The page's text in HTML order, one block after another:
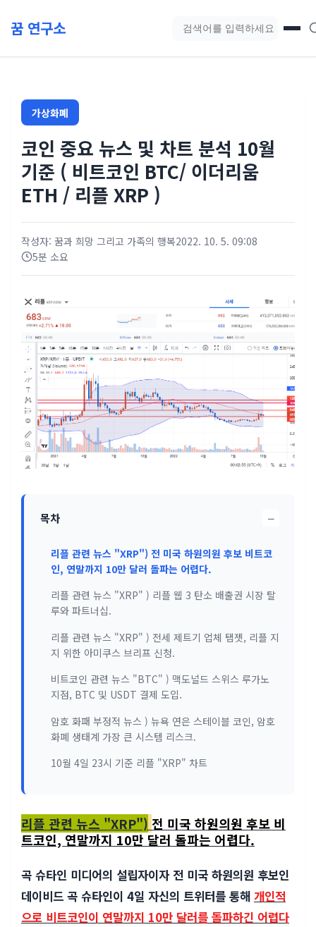
꿈 연구소 블로그 검색
가상화폐
코인 중요 뉴스 및 차트 분석 10월
기준 ( 비트코인 BTC/ 이더리움
ETH / 리플 XRP )
작성자: 꿈과 희망 그리고 가족의 행복2022. 10. 5. 09:08
5분 소요
목차 −
리플 관련 뉴스 "XRP") 전 미국 하원의원 후보 비트코
인, 연말까지 10만 달러 돌파는 어렵다.
리플 관련 뉴스 "XRP" ) 리플 웹 3 탄소 배출권 시장 탈
루와 파트너십.
리플 관련 뉴스 "XRP" ) 전세 제트기 업체 탭젯, 리플 지
지 위한 아미쿠스 브리프 신청.
비트코인 관련 뉴스 "BTC" ) 맥도널드 스위스 루가노
지점, BTC 및 USDT 결제 도입.
암호 화패 부정적 뉴스 ) 뉴욕 연은 스테이블 코인, 암호
화폐 생태계 가장 큰 시스템 리스크.
10월 4일 23시 기준 리플 "XRP" 차트
리플 관련 뉴스 "XRP") 전 미국 하원의원 후보 비
트코인, 연말까지 10만 달러 돌파는 어렵다.
곡 슈타인 미디어의 설립자이자 전 미국 하원의원 후보인
데이비드 곡 슈타인이 4일 자신의 트위터를 통해 개인적
으로 비트코인이 연말까지 10만 달러를 돌파하긴 어렵다